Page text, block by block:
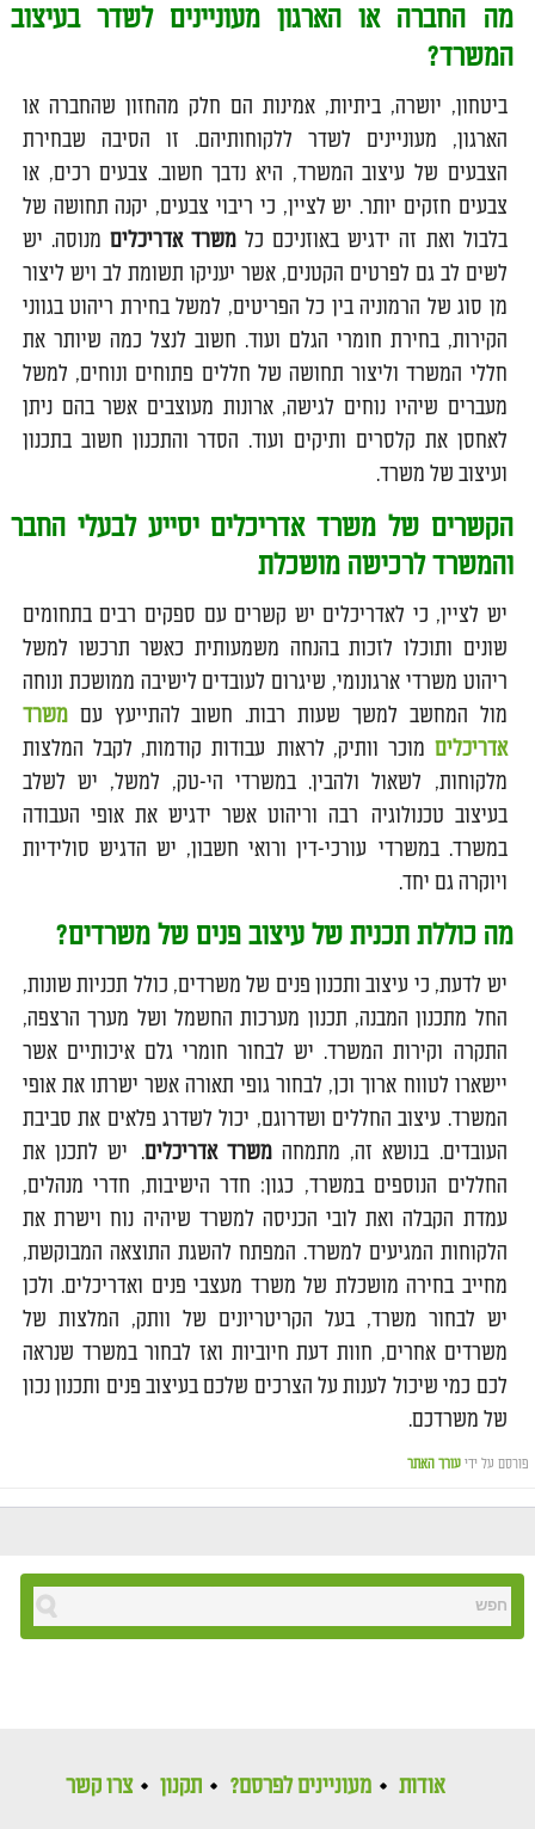
מה החברה או הארגון מעוניינים לשדר בעיצוב
המשרד?
ביטחון, יושרה, ביתיות, אמינות הם חלק מהחזון שהחברה או
הארגון, מעוניינים לשדר ללקוחותיהם. זו הסיבה שבחירת
הצבעים של עיצוב המשרד, היא נדבך חשוב. צבעים רכים, או
צבעים חזקים יותר. יש לציין, כי ריבוי צבעים, יקנה תחושה של
בלבול ואת זה ידגיש באוזניכם כל משרד אדריכליםמנוסה. יש
לשים לב גם לפרטים הקטנים, אשר יעניקו תשומת לב ויש ליצור
מן סוג של הרמוניה בין כל הפריטים, למשל בחירת ריהוט בגווני
הקירות, בחירת חומרי הגלם ועוד. חשוב לנצל כמה שיותר את
חללי המשרד וליצור תחושה של חללים פתוחים ונוחים, למשל
מעברים שיהיו נוחים לגישה, ארונות מעוצבים אשר בהם ניתן
לאחסן את קלסרים ותיקים ועוד. הסדר והתכנון חשוב בתכנון
ועיצוב של משרד.
הקשרים של משרד אדריכלים יסייע לבעלי החבר
והמשרד לרכישה מושכלת
יש לציין, כי לאדריכלים יש קשרים עם ספקים רבים בתחומים
שונים ותוכלו לזכות בהנחה משמעותית כאשר תרכשו למשל
ריהוט משרדי ארגונומי, שיגרום לעובדים לישיבה ממושכת ונוחה
מול המחשב למשך שעות רבות. חשוב להתייעץ עםמשרד
אדריכלים מוכר וותיק, לראות עבודות קודמות, לקבל המלצות
מלקוחות, לשאול ולהבין. במשרדי הי-טק, למשל, יש לשלב
בעיצוב טכנולוגיה רבה וריהוט אשר ידגיש את אופי העבודה
במשרד. במשרדי עורכי-דין ורואי חשבון, יש הדגיש סולידיות
ויוקרה גם יחד.
מה כוללת תכנית של עיצוב פנים של משרדים?
יש לדעת, כי עיצוב ותכנון פנים של משרדים, כולל תכניות שונות,
החל מתכנון המבנה, תכנון מערכות החשמל ושל מערך הרצפה,
התקרה וקירות המשרד. יש לבחור חומרי גלם איכותיים אשר
יישארו לטווח ארוך וכן, לבחור גופי תאורה אשר ישרתו את אופי
המשרד. עיצוב החללים ושדרוגם, יכול לשדרג פלאים את סביבת
העובדים. בנושא זה, מתמחהמשרד אדריכלים. יש לתכנן את
החללים הנוספים במשרד, כגון: חדר הישיבות, חדרי מנהלים,
עמדת הקבלה ואת לובי הכניסה למשרד שיהיה נוח וישרת את
הלקוחות המגיעים למשרד. המפתח להשגת התוצאה המבוקשת,
מחייב בחירה מושכלת של משרד מעצבי פנים ואדריכלים. ולכן
יש לבחור משרד, בעל הקריטריונים של וותק, המלצות של
משרדים אחרים, חוות דעת חיוביות ואז לבחור במשרד שנראה
לכם כמי שיכול לענות על הצרכים שלכם בעיצוב פנים ותכנון נכון
של משרדכם.
פורסם על ידי עורך האתר
אודות מעוניינים לפרסם? תקנון צרו קשר